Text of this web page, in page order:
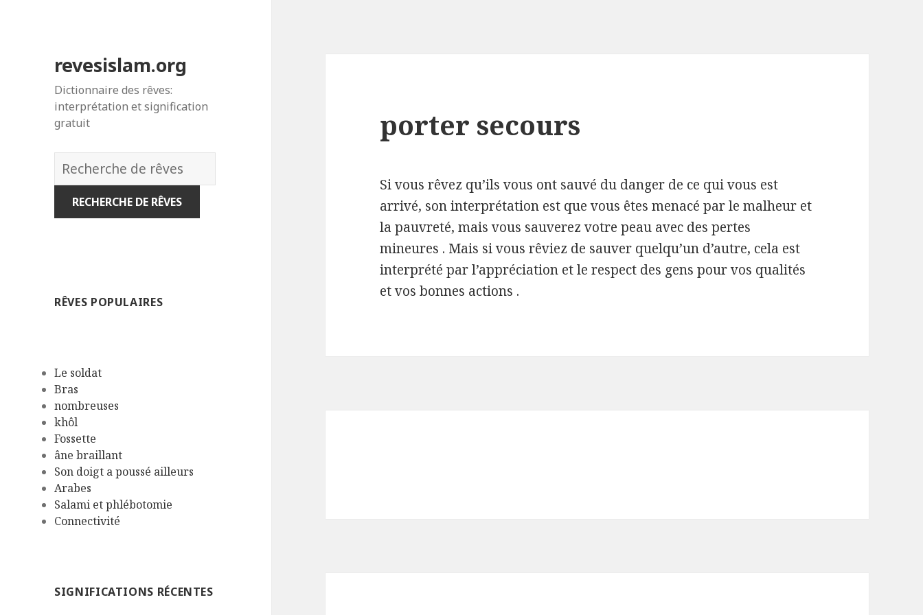
revesislam.org
Dictionnaire des rêves:
interprétation et signification
gratuit
Dictionnaire
des
rêves:
RÊVES POPULAIRES
Le soldat
Bras
nombreuses
khôl
Fossette
âne braillant
Son doigt a poussé ailleurs
Arabes
Salami et phlébotomie
Connectivité
SIGNIFICATIONS RÉCENTES
porter secours
Si vous rêvez qu’ils vous ont sauvé du danger de ce qui vous est
arrivé, son interprétation est que vous êtes menacé par le malheur et
la pauvreté, mais vous sauverez votre peau avec des pertes
mineures . Mais si vous rêviez de sauver quelqu’un d’autre, cela est
interprété par l’appréciation et le respect des gens pour vos qualités
et vos bonnes actions .